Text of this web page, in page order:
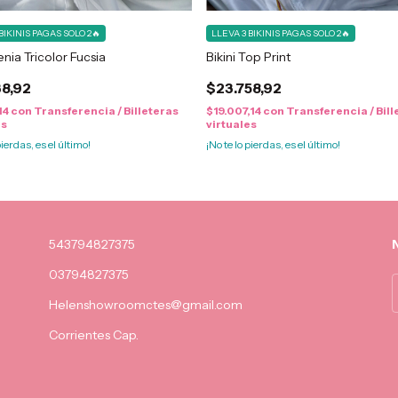
Tricolor Fucsia
PAGAS SOLO 2🔥
con Transferencia / Billeteras
es el último!
Bikini Top Print
$23.758,92
LLEVA 3 BIKINIS PAGAS SOLO 2🔥
$19.007,14 con Transferencia /
virtuales
¡No te lo pierdas, es el último!
543794827375
03794827375
Helenshowroomctes@gmail.com
Corrientes Cap.